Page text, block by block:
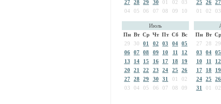
27
28 29 30 01 02
03
04
05 06 07 08 09 10
25
26 27
01
02 03
Июль
Пн Вт Ср Чт Пт Сб Вс
29
30 01 02 03 04 05
06
07 08 09 10 11
12
13
14 15 16 17 18
19
20
21 22 23 24 25
26
27
28 29 30 31 01
02
03
04 05 06 07 08 09
Пн Вт Ср
27
28
29
03
04 05
10
11
12
17
18
19
24
25
26
31
01 02